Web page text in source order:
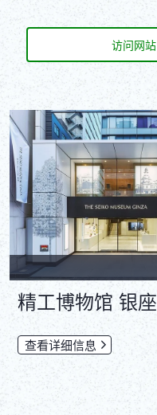
访问网站
精工博物馆 银座
查看详细信息